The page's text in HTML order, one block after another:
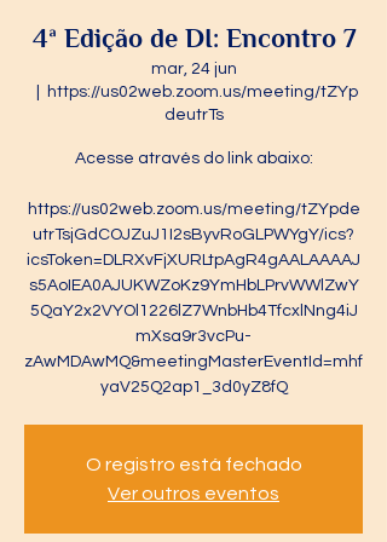
4ª Edição de DI: Encontro 7
mar, 24 jun
https://us02web.zoom.us/meeting/tZYp
deutrTs
Acesse através do link abaixo:
https://us02web.zoom.us/meeting/tZYpde
utrTsjGdCOJZuJ1I2sByvRoGLPWYgY/ics?
icsToken=DLRXvFjXURLtpAgR4gAALAAAAJ
s5AoIEA0AJUKWZoKz9YmHbLPrvWWlZwY
5QaY2x2VYOl1226lZ7WnbHb4TfcxlNng4iJ
mXsa9r3vcPu-
zAwMDAwMQ&meetingMasterEventId=mhf
yaV25Q2ap1_3d0yZ8fQ
O registro está fechado
Ver outros eventos